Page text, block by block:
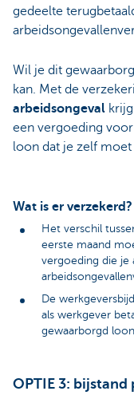
gedeelte
Wil je dit
kan. Met de
arbeidsongeval
een vergoeding
loon dat je zelf moet
Wat is er verzekerd?
Het verschil
eerste maand
vergoeding die je
De
als werkgever
gewaarborgd loon
OPTIE 3: